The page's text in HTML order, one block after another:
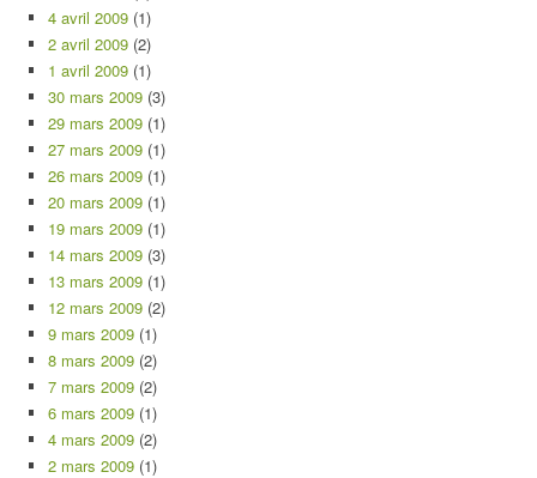
4 avril 2009 (1)
2 avril 2009 (2)
1 avril 2009 (1)
30 mars 2009 (3)
29 mars 2009 (1)
27 mars 2009 (1)
26 mars 2009 (1)
20 mars 2009 (1)
19 mars 2009 (1)
14 mars 2009 (3)
13 mars 2009 (1)
12 mars 2009 (2)
9 mars 2009 (1)
8 mars 2009 (2)
7 mars 2009 (2)
6 mars 2009 (1)
4 mars 2009 (2)
2 mars 2009 (1)